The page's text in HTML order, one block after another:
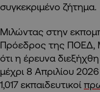
συγκεκριμένο ζήτημα.
Μιλώντας στην
Πρόεδρος της ΠΟΕΔ,
ότι η έρευνα
μέχρι 8 Απριλίου
1,017 εκπαιδευτικοί